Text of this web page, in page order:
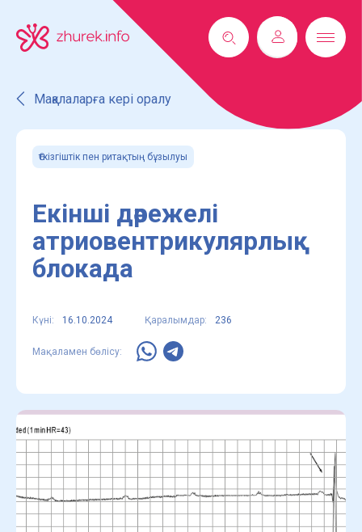
Мақалаларға кері оралу
Өткізгіштік пен ритақтың бұзылуы
Екінші дәрежелі
атриовентрикулярлық
блокада
Күні: 16.10.2024 Қаралымдар: 236
Мақаламен бөлісу: